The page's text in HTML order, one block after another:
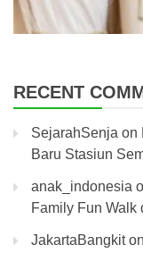
RECENT
SejarahSenja on
Baru Stasiun
anak_indonesia
Family Fun Walk
JakartaBangkiton